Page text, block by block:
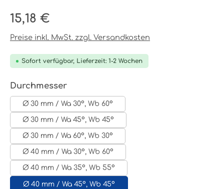
Regulärer Preis:
15,18 €
Preise inkl. MwSt. zzgl. Versandkosten
Sofort verfügbar, Lieferzeit: 1-2 Wochen
Durchmesserauswählen
Ø 30 mm / Wa 30°, Wb 60°
Ø 30 mm / Wa 45°, Wb 45°
Ø 30 mm / Wa 60°, Wb 30°
Ø 40 mm / Wa 30°, Wb 60°
Ø 40 mm / Wa 35°, Wb 55°
Ø 40 mm / Wa 45°, Wb 45°